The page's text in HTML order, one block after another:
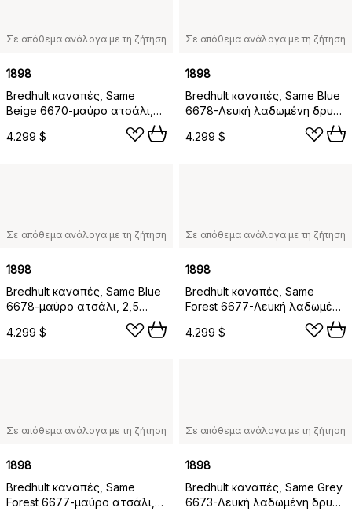
Σε απόθεμα ανάλογα με τη ζήτηση
1898
Bredhult καναπές, Same
Beige 6670-μαύρο ατσάλι,
4.299 $
Σε απόθεμα ανάλογα με τη ζήτηση
1898
Bredhult καναπές, Same Blue
6678-Λευκή λαδωμένη δρυς,
4.299 $
Σε απόθεμα ανάλογα με τη ζήτηση
1898
Bredhult καναπές, Same Blue
6678-μαύρο ατσάλι, 2,5
4.299 $
Σε απόθεμα ανάλογα με τη ζήτηση
1898
Bredhult καναπές, Same
Forest 6677-Λευκή λαδωμένη
4.299 $
Σε απόθεμα ανάλογα με τη ζήτηση
1898
Bredhult καναπές, Same
Forest 6677-μαύρο ατσάλι,
Σε απόθεμα ανάλογα με τη ζήτηση
1898
Bredhult καναπές, Same Grey
6673-Λευκή λαδωμένη δρυς,